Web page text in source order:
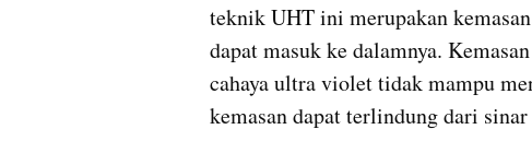
teknik UHT ini merupakan
dapat masuk ke dalamnya.
cahaya ultra violet tidak mampu
kemasan dapat terlindung dari